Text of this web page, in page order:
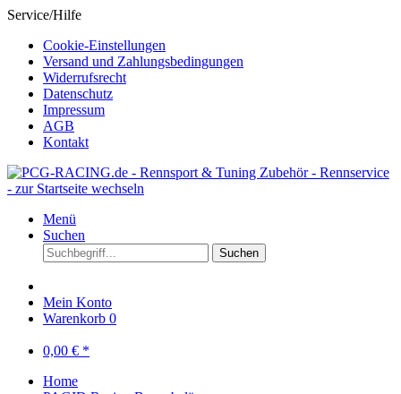
Service/Hilfe
Cookie-Einstellungen
Versand und Zahlungsbedingungen
Widerrufsrecht
Datenschutz
Impressum
AGB
Kontakt
Menü
Suchen
Suchen
Mein Konto
Warenkorb 0
0,00 € *
Home